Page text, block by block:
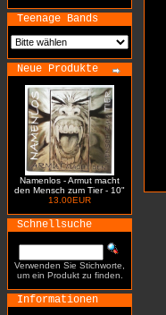
Teenage Bands
Neue Produkte
Namenlos - Armut macht
den Mensch zum Tier - 10"
13.00EUR
Schnellsuche
Verwenden Sie Stichworte,
um ein Produkt zu finden.
Informationen